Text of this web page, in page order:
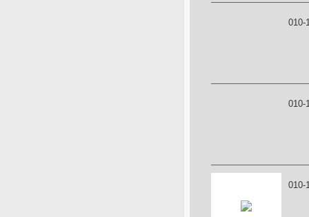
010-
010-
010-